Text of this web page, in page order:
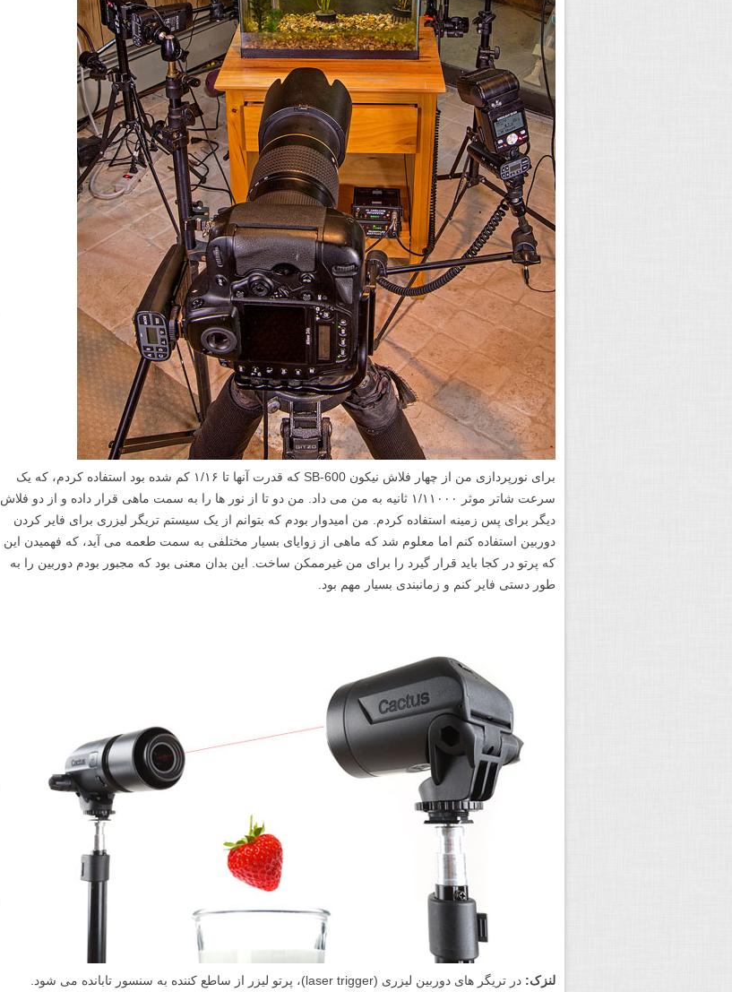
برای نورپردازی من از چهار فلاش نیکون SB-600 که قدرت آنها تا ۱/۱۶ کم شده بود استفاده کردم، که یک
سرعت شاتر موثر ۱/۱۱۰۰۰ ثانیه به من می داد. من دو تا از نور ها را به سمت ماهی قرار داده و از دو فلاش
دیگر برای پس زمینه استفاده کردم. من امیدوار بودم که بتوانم از یک سیستم تریگر لیزری برای فایر کردن
دوربین استفاده کنم اما معلوم شد که ماهی از زوایای بسیار مختلفی به سمت طعمه می آید، که فهمیدن این
که پرتو در کجا باید قرار گیرد را برای من غیرممکن ساخت. این بدان معنی بود که مجبور بودم دوربین را به
طور دستی فایر کنم و زمانبندی بسیار مهم بود.
لنزک: در تریگر های دوربین لیزری (laser trigger)، پرتو لیزر از ساطع کننده به سنسور تابانده می شود.